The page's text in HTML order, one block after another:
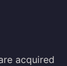
acquired